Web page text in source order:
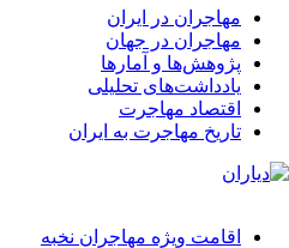
مهاجران در ایران
مهاجران در جهان
پژوهش‌ها و آمارها
یادداشت‌های تحلیلی
اقتصاد مهاجرت
تاریخ مهاجرت به ایران
اقامت ویژه مهاجران نخبه